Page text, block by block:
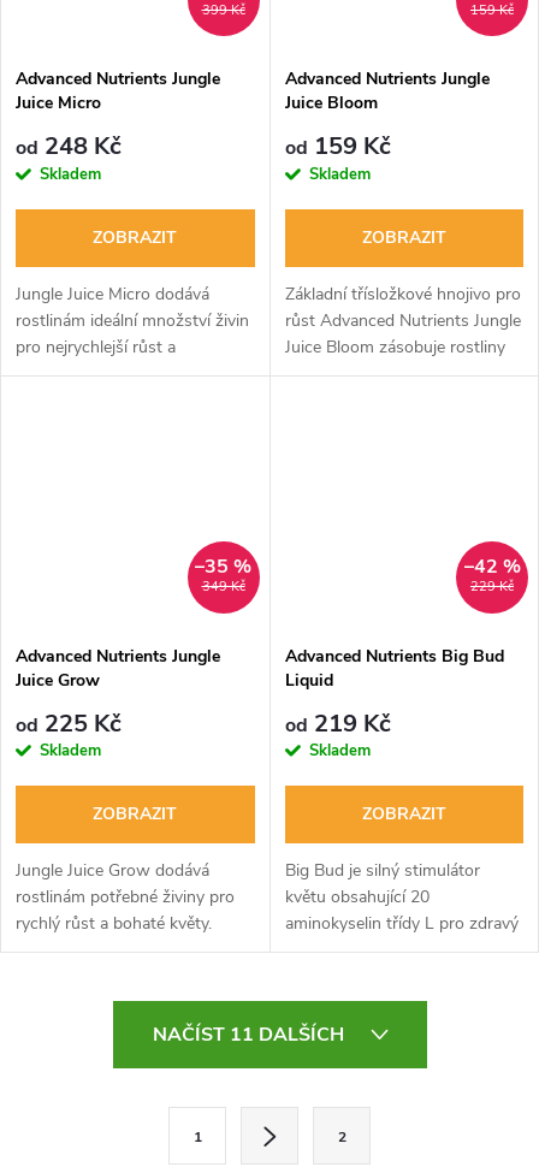
399 Kč
Advanced Nutrients Jungle
Juice Micro
od 248 Kč
Skladem
ZOBRAZIT
Jungle Juice Micro dodává
rostlinám ideální množství živin
pro nejrychlejší růst a
nejmohutnější květy. Obsahuje
159 Kč
Advanced Nutrients Jungle
Juice Bloom
od 159 Kč
Skladem
ZOBRAZIT
Základní třísložkové hnojivo pro
růst Advanced Nutrients Jungle
Juice Bloom zásobuje rostliny
živinami pro rychlejší nástup
349 Kč
–35 %
Advanced Nutrients Jungle
Juice Grow
od 225 Kč
Skladem
ZOBRAZIT
Jungle Juice Grow dodává
rostlinám potřebné živiny pro
rychlý růst a bohaté květy.
Ideální pro hydroponii a
substrátech. Podporuje pevný
229 Kč
–42 %
Advanced Nutrients Big Bud
Liquid
od 219 Kč
Skladem
ZOBRAZIT
Big Bud je silný stimulátor
květu obsahující 20
aminokyselin třídy L pro zdravý
růst rostlin, posílenou imunitu a
vstřebává, neucpává
zavlažovací systém a...
NAČÍST 11 DALŠÍCH
1 2